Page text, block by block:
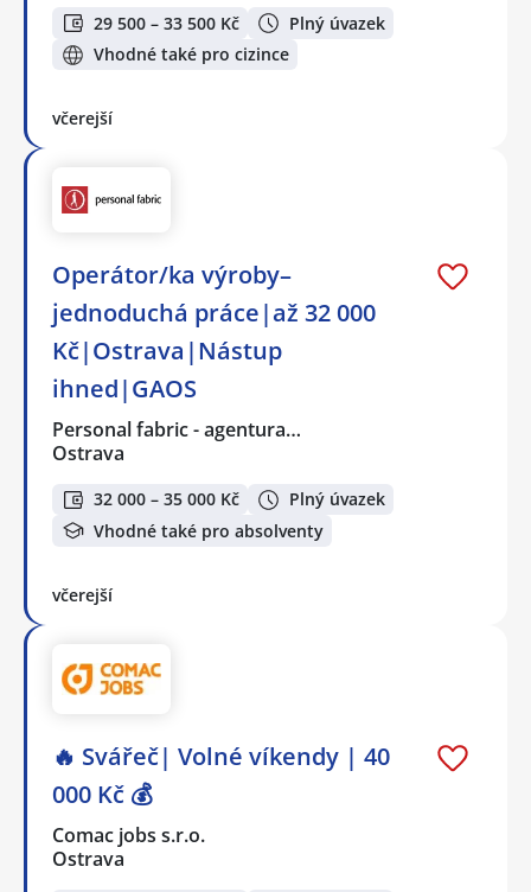
29 500 – 33 500 Kč
Plný úvazek
Vhodné také pro cizince
včerejší
Operátor/ka výroby–
jednoduchá práce|až 32 000
Kč|Ostrava|Nástup
ihned|GAOS
Personal fabric - agentura…
Ostrava
32 000 – 35 000 Kč
Plný úvazek
Vhodné také pro absolventy
včerejší
🔥 Svářeč| Volné víkendy | 40
000 Kč 💰
Comac jobs s.r.o.
Ostrava